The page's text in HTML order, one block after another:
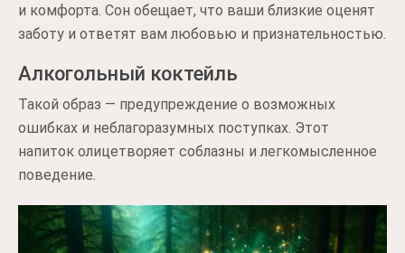
и комфорта. Сон обещает, что ваши близкие оценят
заботу и ответят вам любовью и признательностью.
Алкогольный коктейль
Такой образ — предупреждение о возможных
ошибках и неблагоразумных поступках. Этот
напиток олицетворяет соблазны и легкомысленное
поведение.